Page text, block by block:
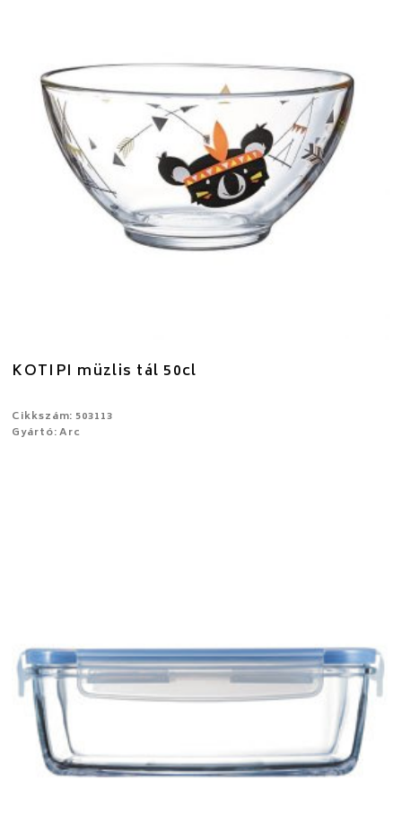
KOTIPI müzlis tál 50cl
Cikkszám: 503113
Gyártó: Arc